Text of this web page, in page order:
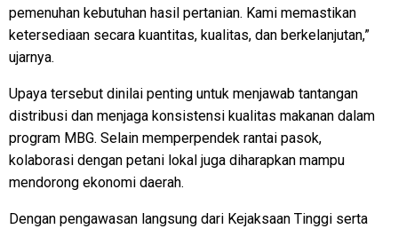
pemenuhan kebutuhan hasil pertanian. Kami memastikan
ketersediaan secara kuantitas, kualitas, dan berkelanjutan,”
ujarnya.
Upaya tersebut dinilai penting untuk menjawab tantangan
distribusi dan menjaga konsistensi kualitas makanan dalam
program MBG. Selain memperpendek rantai pasok,
kolaborasi dengan petani lokal juga diharapkan mampu
mendorong ekonomi daerah.
Dengan pengawasan langsung dari Kejaksaan Tinggi serta